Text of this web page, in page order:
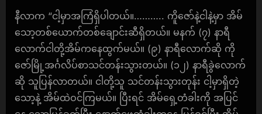
နီလာက “ငါ့မှာအကြံရှိပါတယ်။……….. ကိူဇော်နဲ့ငါနဲ့မှာ အိမ်
သော့တစ်ယောက်တစ်ချောင်းဆီရှိတယ်။ မနက် (၇) နာရီ
လောက်ငါတို့အိမ်ကနေထွက်မယ်။ (၉) နာရီလောက်ဆို ကို
ဇော်မြို့အင်္ဂလိပ်စာသင်တန်းသွားတယ်။ (၁၂) နာရီခွဲလောက်
ဆို သူပြန်လာတယ်။ ငါတို့သူ သင်တန်းသွားတုန်း ငါ့မှာရှိတဲ့
သော့နဲ့ အိမ်ထဲဝင်ကြမယ်။ ပြီးရင် အိမ်ရှေ့တံခါးကို အပြင်